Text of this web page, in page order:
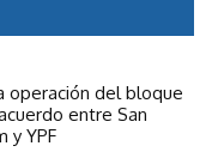
operación del bloque
entre San
y YPF